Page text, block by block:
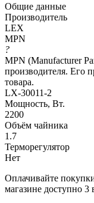
Общие данные
Производитель
LEX
MPN
?
MPN (Manufacturer
производителя. Его
товара.
LX-30011-2
Мощность, Вт.
2200
Объём чайника
1.7
Терморегулятор
Нет
Оплачивайте
магазине доступно 3